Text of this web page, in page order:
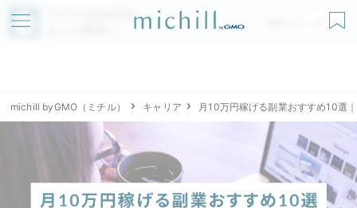
アプリでmichillが
無料ダウンロード
michill byGMO（ミチル） キャリア 月10万円稼げる副業おすすめ10選